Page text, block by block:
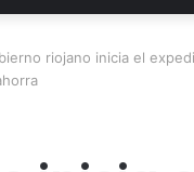
riojano inicia el